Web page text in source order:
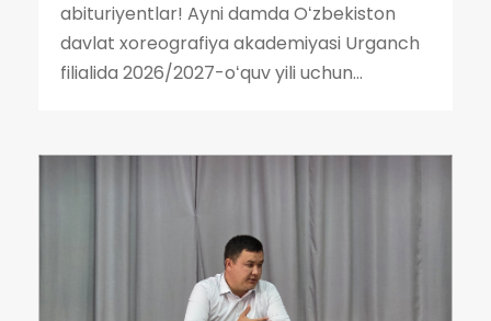
abituriyentlar! Ayni damda Oʻzbekiston
davlat xoreografiya akademiyasi Urganch
filialida 2026/2027-oʻquv yili uchun...